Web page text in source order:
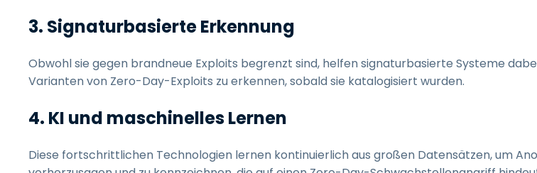
3. Signaturbasierte Erkennung
Obwohl sie gegen brandneue Exploits begrenzt sind, helfen signaturbasierte Systeme
Varianten von Zero-Day-Exploits zu erkennen, sobald sie katalogisiert wurden.
4. KI und maschinelles Lernen
Diese fortschrittlichen Technologien lernen kontinuierlich aus großen Datensätzen, um